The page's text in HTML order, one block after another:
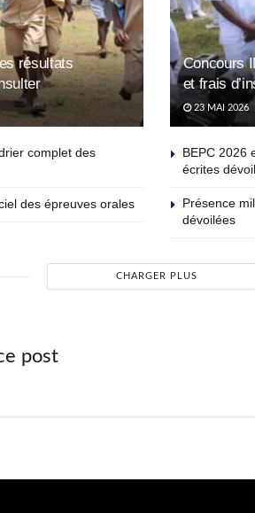
résultats
Concours
et frais
23 MAI 2026
complet des
BEPC 2026
écrites
des épreuves orales
Présence
dévoilées
CHARGER PLUS
post